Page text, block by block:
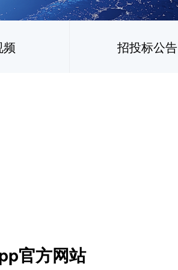
频 招投标公告
官方网站